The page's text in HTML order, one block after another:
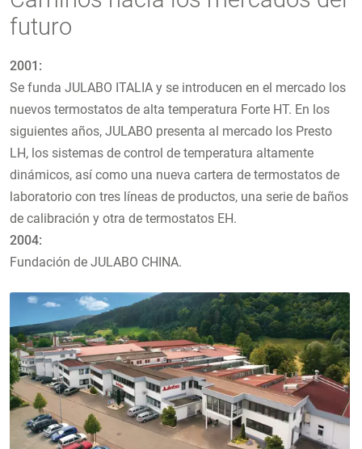
futuro
2001:
Se funda JULABO ITALIA y se introducen en el mercado los
nuevos termostatos de alta temperatura Forte HT. En los
siguientes años, JULABO presenta al mercado los Presto
LH, los sistemas de control de temperatura altamente
dinámicos, así como una nueva cartera de termostatos de
laboratorio con tres líneas de productos, una serie de baños
de calibración y otra de termostatos EH.
2004:
Fundación de JULABO CHINA.